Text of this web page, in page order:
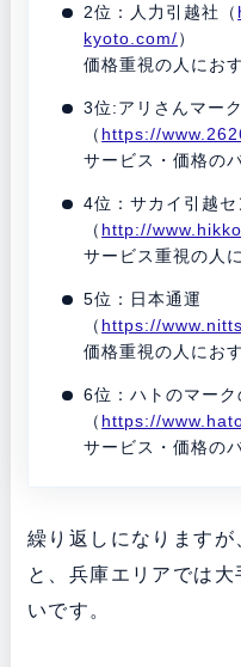
2位：人力引越社（
kyoto.com/）
価格重視の人にお
3位:アリさんマー
（ https://
サービス・価格の
4位：サカイ引越セ
（ http://
サービス重視の人
5位：日本通運
（ https://
価格重視の人にお
6位：ハトのマー
（ https://
サービス・価格の
繰り返しになります
と、兵庫エリアでは
いです。